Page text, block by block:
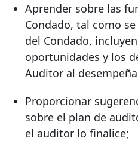
Aprender sobre las
Condado, tal como
del Condado,
oportunidades y los
Auditor al
Proporcionar
sobre el plan de
el auditor lo finalice;